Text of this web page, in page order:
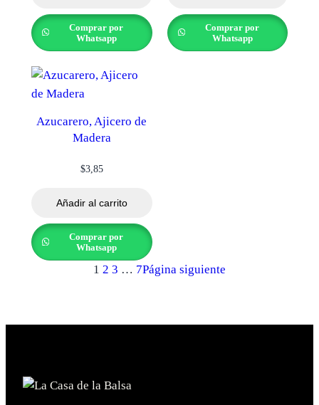
Comprar por
Whatsapp
Comprar por
Whatsapp
Azucarero, Ajicero de
Madera
$3,85
Añadir al carrito
Comprar por
Whatsapp
1 2 3 … 7Página siguiente